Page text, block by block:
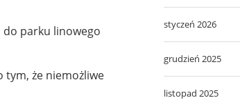
do parku linowego
tym, że niemożliwe
styczeń 2026
grudzień 2025
listopad 2025